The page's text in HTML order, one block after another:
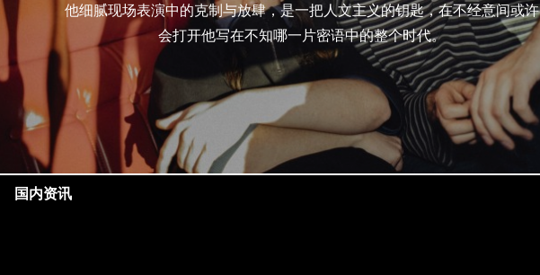
他细腻现场表演中的克制与放肆，是一把人文主义的钥匙，在不经意间或许
会打开他写在不知哪一片密语中的整个时代。
国内资讯